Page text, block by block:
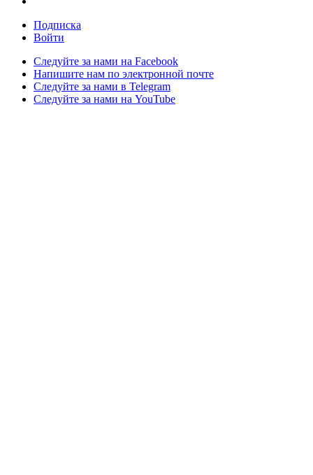
Подписка
Войти
Следуйте за нами на Facebook
Напишите нам по электронной почте
Следуйте за нами в Telegram
Следуйте за нами на YouTube